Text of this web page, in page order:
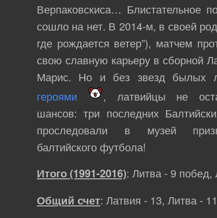
Верпаковскиса… Блистательное
сошло на нет. В 2014-м, в своей
где рождается ветер”), матчем
свою славную карьеру в сборной
Марис. Но и без звезд былых
героями
, латвийцы не
шансов: три последних
проследовали в музей
балтийского футбола!
Итого (1991-2016): Литва - 9 побед,
Общий счет: Латвия - 13, Литва -